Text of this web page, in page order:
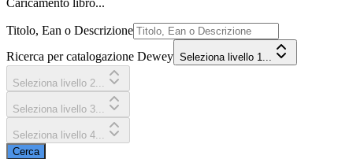
Caricamento libro...
Titolo, Ean o Descrizione
Ricerca per catalogazione Dewey Seleziona livello 1...
Seleziona livello 2...
Seleziona livello 3...
Seleziona livello 4...
Cerca